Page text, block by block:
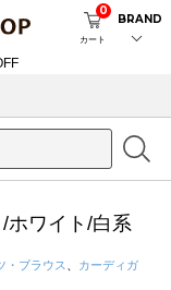
カート
0
BRAND
ホワイト/白系
・ブラウス
カーディガ